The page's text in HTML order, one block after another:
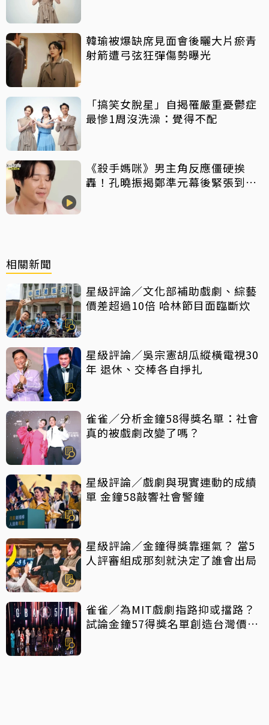
韓瑜被爆缺席見面會後曬大片瘀青
射箭遭弓弦狂彈傷勢曝光
「搞笑女脫星」自揭罹嚴重憂鬱症
最慘1周沒洗澡：覺得不配
《殺手媽咪》男主角反應僵硬挨
轟！孔曉振揭鄭準元幕後緊張到
相關新聞
星級評論／文化部補助戲劇、綜藝
價差超過10倍 哈林節目面臨斷炊
星級評論／吳宗憲胡瓜縱橫電視30
年 退休、交棒各自掙扎
雀雀／分析金鐘58得獎名單：社會
真的被戲劇改變了嗎？
星級評論／戲劇與現實連動的成績
單 金鐘58敲響社會警鐘
星級評論／金鐘得獎靠運氣？ 當5
人評審組成那刻就決定了誰會出局
雀雀／為MIT戲劇指路抑或擋路？
試論金鐘57得獎名單創造台灣價值